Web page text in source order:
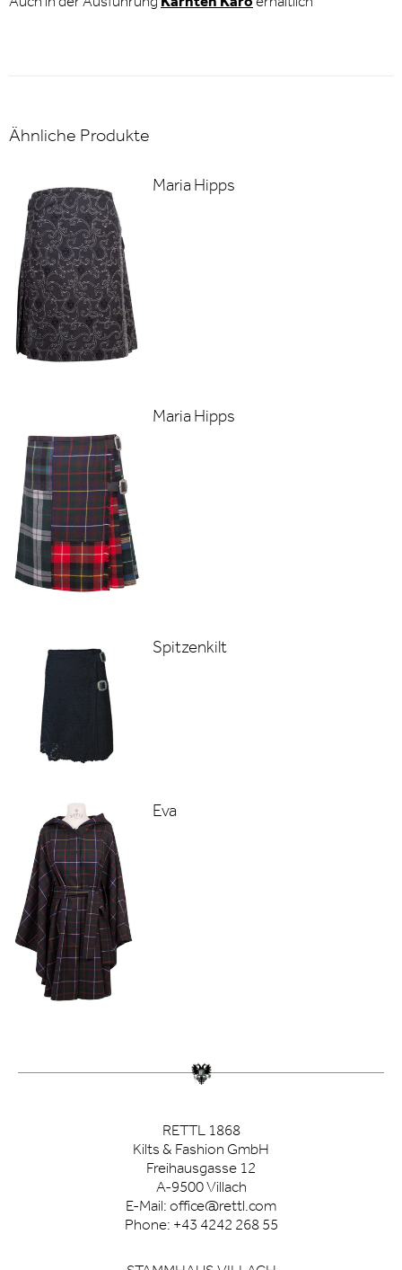
Ähnliche Produkte
Maria Hipps
Maria Hipps
Spitzenkilt
Eva
RETTL 1868
Kilts & Fashion GmbH
Freihausgasse 12
A-9500 Villach
E-Mail: office@rettl.com
Phone: +43 4242 268 55